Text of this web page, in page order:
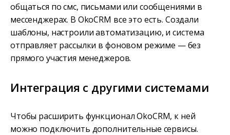
общаться по смс, письмами или сообщениями в
мессенджерах. В OkoCRM все это есть. Создали
шаблоны, настроили автоматизацию, и система
отправляет рассылки в фоновом режиме — без
прямого участия менеджеров.
Интеграция с другими системами
Чтобы расширить функционал OkoCRM, к ней
можно подключить дополнительные сервисы.